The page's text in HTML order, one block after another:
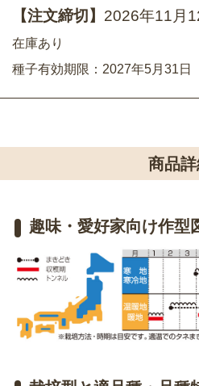
【注文締切】 2026年11月
在庫あり
種子有効期限：2027年5月31日
商品詳
趣味・愛好家向け作型